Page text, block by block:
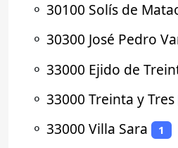
⚬ 30100 Solís de
⚬ 30300 José Pedro
⚬ 33000 Ejido de
⚬ 33000 Treinta y Tres
⚬ 33000 Villa Sara 1